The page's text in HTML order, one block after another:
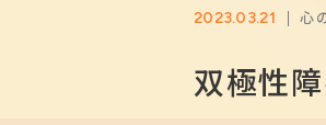
2023.03.21 心
双極性